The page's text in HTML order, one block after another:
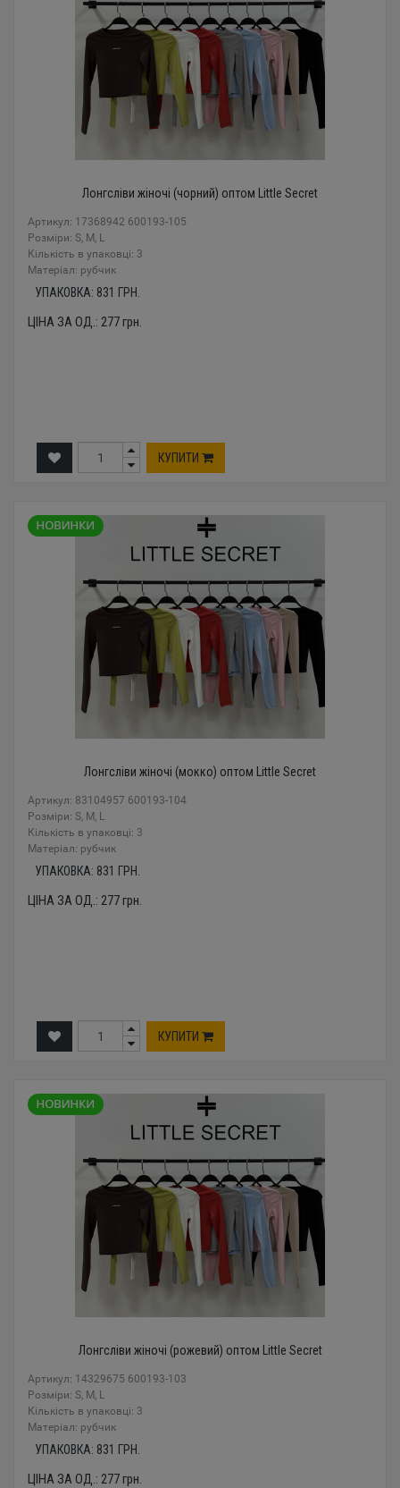
Лонгсліви жіночі (чорний) оптом Little Secret
Артикул: 17368942 600193-105
Розміри: S, M, L
Кількість в упаковці: 3
Mатеріал: рубчик
УПАКОВКА: 831 ГРН.
ЦІНА ЗА ОД.: 277грн.
КУПИТИ
Лонгсліви жіночі (мокко) оптом Little Secret
Артикул: 83104957 600193-104
Розміри: S, M, L
Кількість в упаковці: 3
Mатеріал: рубчик
УПАКОВКА: 831 ГРН.
ЦІНА ЗА ОД.: 277грн.
КУПИТИ
Лонгсліви жіночі (рожевий) оптом Little Secret
Артикул: 14329675 600193-103
Розміри: S, M, L
Кількість в упаковці: 3
Mатеріал: рубчик
УПАКОВКА: 831 ГРН.
ЦІНА ЗА ОД.: 277грн.